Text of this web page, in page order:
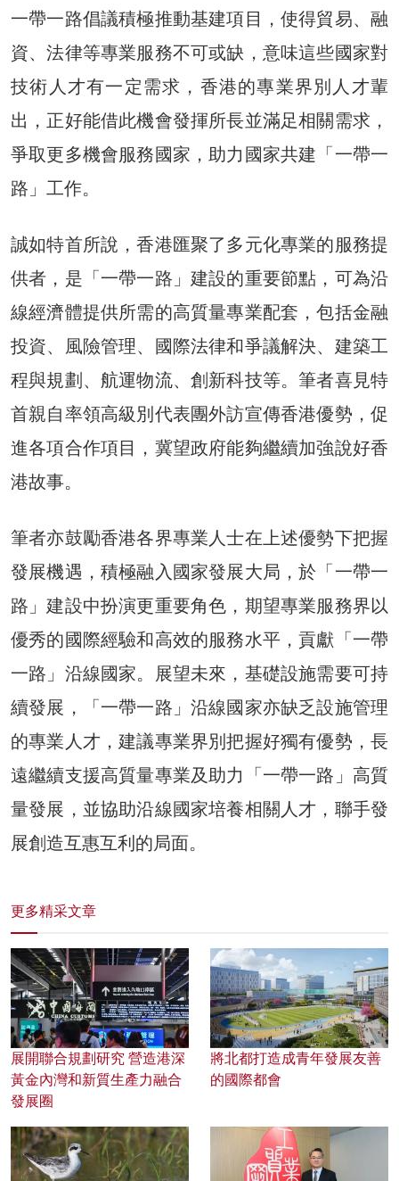
一帶一路倡議積極推動基建項目，使得貿易、融
資、法律等專業服務不可或缺，意味這些國家對
技術人才有一定需求，香港的專業界別人才輩
出，正好能借此機會發揮所長並滿足相關需求，
爭取更多機會服務國家，助力國家共建「一帶一
路」工作。
誠如特首所說，香港匯聚了多元化專業的服務提
供者，是「一帶一路」建設的重要節點，可為沿
線經濟體提供所需的高質量專業配套，包括金融
投資、風險管理、國際法律和爭議解決、建築工
程與規劃、航運物流、創新科技等。筆者喜見特
首親自率領高級別代表團外訪宣傳香港優勢，促
進各項合作項目，冀望政府能夠繼續加強說好香
港故事。
筆者亦鼓勵香港各界專業人士在上述優勢下把握
發展機遇，積極融入國家發展大局，於「一帶一
路」建設中扮演更重要角色，期望專業服務界以
優秀的國際經驗和高效的服務水平，貢獻「一帶
一路」沿線國家。展望未來，基礎設施需要可持
續發展，「一帶一路」沿線國家亦缺乏設施管理
的專業人才，建議專業界別把握好獨有優勢，長
遠繼續支援高質量專業及助力「一帶一路」高質
量發展，並協助沿線國家培養相關人才，聯手發
展創造互惠互利的局面。
更多精采文章
展開聯合規劃研究 營造港深
黃金內灣和新質生產力融合
發展圈
將北都打造成青年發展友善
的國際都會